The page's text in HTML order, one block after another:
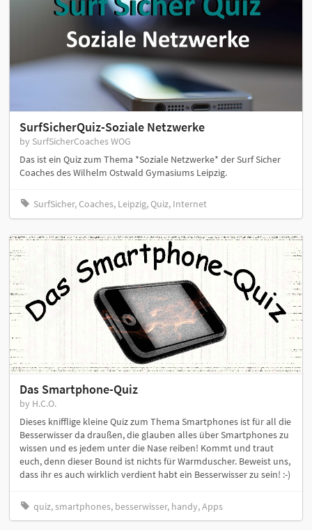
SurfSicherQuiz-Soziale Netzwerke
by SurfSicherCoaches WOG
Das ist ein Quiz zum Thema *Soziale Netzwerke* der Surf Sicher
Coaches des Wilhelm Ostwald Gymasiums Leipzig.
SurfSicher, Coaches, Leipzig, Quiz, Internet
Das Smartphone-Quiz
by H.C.O.
Dieses knifflige kleine Quiz zum Thema Smartphones ist für all die
Besserwisser da draußen, die glauben alles über Smartphones zu
wissen und es jedem unter die Nase reiben! Kommt und traut
euch, denn dieser Bound ist nichts für Warmduscher. Beweist uns,
dass ihr es auch wirklich verdient habt ein Besserwisser zu sein! :-)
quiz, smartphones, besserwisser, handy, Apps